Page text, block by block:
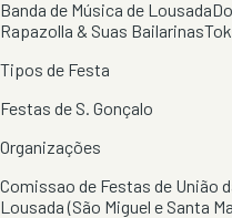
Banda de Música de Lousada
Rapazolla & Suas Bailarinas
Tipos de Festa
Festas de S. Gonçalo
Organizações
Comissao de Festas de União
Lousada (São Miguel e Santa